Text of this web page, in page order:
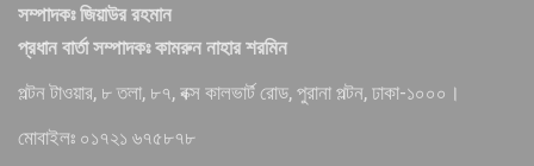
সম্পাদকঃ জিয়াউর রহমান
প্রধান বার্তা সম্পাদকঃ কামরুন নাহার শরমিন
পল্টন টাওয়ার, ৮ তলা, ৮৭, বক্স কালভার্ট রোড, পুরানা পল্টন, ঢাকা-১০০০।
মোবাইলঃ ০১৭২১ ৬৭৫৮৭৮